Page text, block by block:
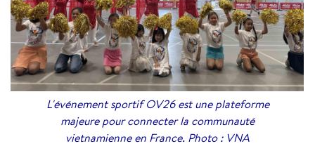
L'événement sportif OV26 est une plateforme
majeure pour connecter la communauté
vietnamienne en France. Photo : VNA